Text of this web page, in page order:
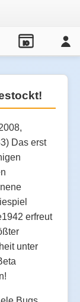
IO
Das erst
erfreut
unter